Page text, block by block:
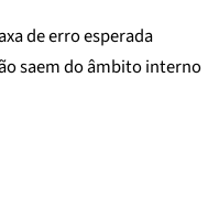
de erro esperada
saem do âmbito interno